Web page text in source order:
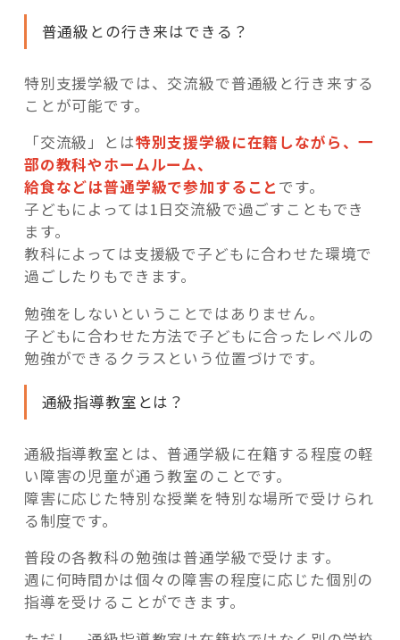
普通級との行き来はできる？
特別支援学級では、交流級で普通級と行き来する
ことが可能です。
「交流級」とは特別支援学級に在籍しながら、一
部の教科やホームルーム、
給食などは普通学級で参加すること です。
子どもによっては1日交流級で過ごすこともでき
ます。
教科によっては支援級で子どもに合わせた環境で
過ごしたりもできます。
勉強をしないということではありません。
子どもに合わせた方法で子どもに合ったレベルの
勉強ができるクラスという位置づけです。
通級指導教室とは？
通級指導教室とは、普通学級に在籍する程度の軽
い障害の児童が通う教室のことです。
障害に応じた特別な授業を特別な場所で受けられ
る制度です。
普段の各教科の勉強は普通学級で受けます。
週に何時間かは個々の障害の程度に応じた個別の
指導を受けることができます。